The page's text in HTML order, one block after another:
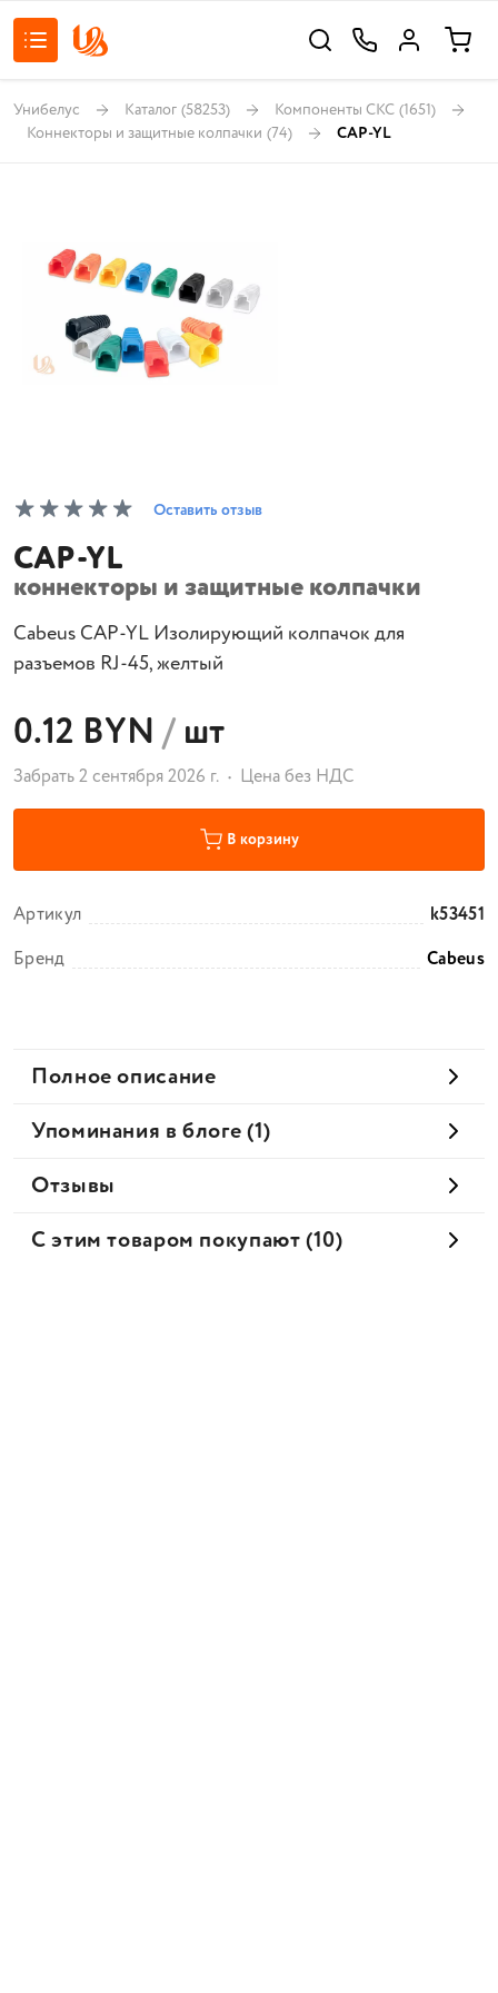
Унибелус Каталог (58253) Компоненты СКС (1651)
Коннекторы и защитные колпачки (74) CAP-YL
Оставить отзыв
CAP-YL
коннекторы и защитные колпачки
Cabeus CAP-YL Изолирующий колпачок для
разъемов RJ-45, желтый
0.12 BYN/шт
Забрать 2 сентября 2026 г. Цена без НДС
В корзину
Артикул
k53451
Бренд
Cabeus
Полное описание
Упоминания в блоге (1)
Отзывы
С этим товаром покупают (10)